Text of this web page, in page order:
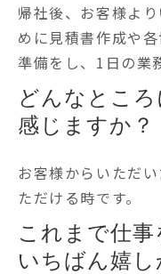
帰社後、お客様よ
めに見積書作成や
準備をし、1日の業
どんなとこ
感じますか？
お客様からいただ
ただける時です。
これまで仕事
いちばん嬉